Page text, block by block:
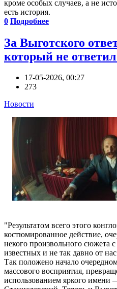
кроме особых случаев, а не
есть история.
0 Подробнее
За Выготского
который не
17-05-2026, 00:27
273
Новости
"Результатом всего этого
костюмированное действие,
некого произвольного сюжета
известных и не так давно от
Так положено начало
массового восприятия,
использованием яркого имени